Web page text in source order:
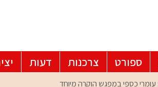
ספורט צרכנות דעות